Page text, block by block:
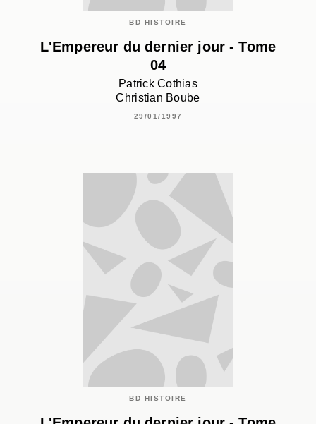
BD HISTOIRE
L'Empereur du dernier jour - Tome
04
Patrick Cothias
Christian Boube
29/01/1997
BD HISTOIRE